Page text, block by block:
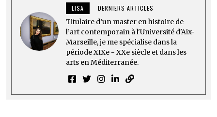
LISA DERNIERS ARTICLES
Titulaire d’un master en histoire de
l’art contemporain à l'Université d'Aix-
Marseille, je me spécialise dans la
période XIXe - XXe siècle et dans les
arts en Méditerranée.